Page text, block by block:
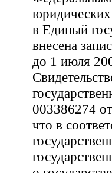
юридических
в Единый
внесена
до 1 июля
003386274
что в